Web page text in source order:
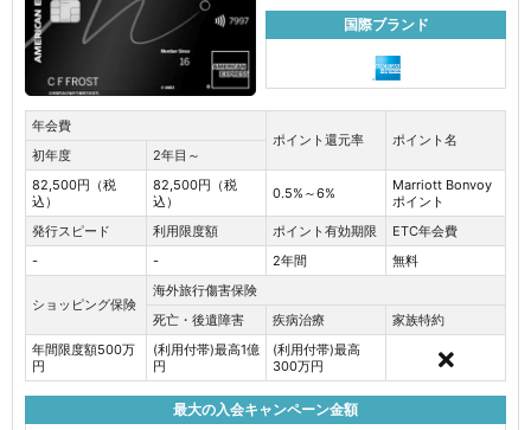
国際ブランド
年会費
ポイント還元率
ポイント名
初年度
2年目～
82,500円（税
込）
82,500円（税
込）
0.5%～6%
Marriott Bonvoy
ポイント
発行スピード
利用限度額 ポイント有効期限
ETC年会費
-
- 2年間 無料
ショッピング保険
海外旅行傷害保険
死亡・後遺障害
疾病治療
家族特約
年間限度額500万
円
(利用付帯)最高1億
円
(利用付帯)最高
300万円
最大の入会キャンペーン金額